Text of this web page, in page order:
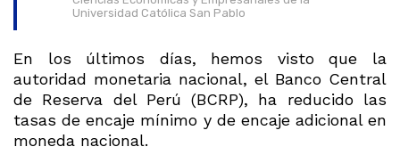
Universidad Católica San Pablo
En los últimos días, hemos visto que la
autoridad monetaria nacional, el Banco Central
de Reserva del Perú (BCRP), ha reducido las
tasas de encaje mínimo y de encaje adicional en
moneda nacional.